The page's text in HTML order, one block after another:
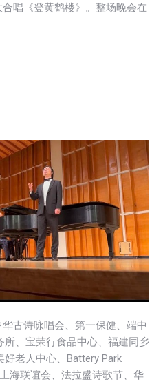
唱《登黄鹤楼》。整场晚会在
古诗咏唱会、第一保健、端中
所、宝荣行食品中心、福建同乡
好老人中心、Battery Park
海联谊会、法拉盛诗歌节、华